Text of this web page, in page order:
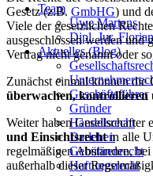
Team
Uwe Martens
Dipl. Jur.
Aktuelles (Blog)
Geschäftsführer
Gründer
Handelsrecht
Darlehen
Gebührenrecht
Haftungsrecht
Gesetz (z.B. GmbHG) und
Viele der gesetzlichen
ausgeschlossen werden und
Vertrag nicht genannt oder
Zunächst einmal können die
überwachen, kontrollieren
Weiter haben Gesellschafter
und Einsichtsrechtin alle
regelmäßigen Abständen,
außerhalb dieser